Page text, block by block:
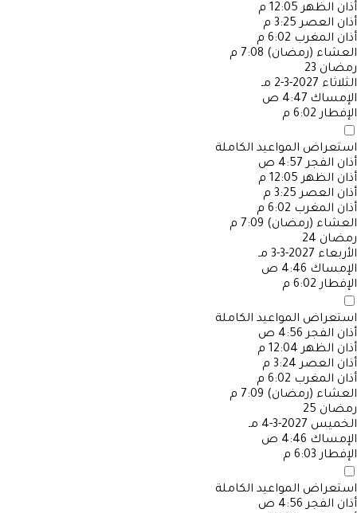
أذان الظهر 12:05 م
أذان العصر 3:25 م
أذان المغرب 6:02 م
العشاء (رمضان) 7:08 م
رمضان 23
الثلاثاء 2027-3-2 مـ
الإمساك 4:47 ص
الإفطار 6:02 م
استعراض المواعيد الكاملة
أذان الفجر 4:57 ص
أذان الظهر 12:05 م
أذان العصر 3:25 م
أذان المغرب 6:02 م
العشاء (رمضان) 7:09 م
رمضان 24
الأربعاء 2027-3-3 مـ
الإمساك 4:46 ص
الإفطار 6:02 م
استعراض المواعيد الكاملة
أذان الفجر 4:56 ص
أذان الظهر 12:04 م
أذان العصر 3:24 م
أذان المغرب 6:02 م
العشاء (رمضان) 7:09 م
رمضان 25
الخميس 2027-3-4 مـ
الإمساك 4:46 ص
الإفطار 6:03 م
استعراض المواعيد الكاملة
أذان الفجر 4:56 ص